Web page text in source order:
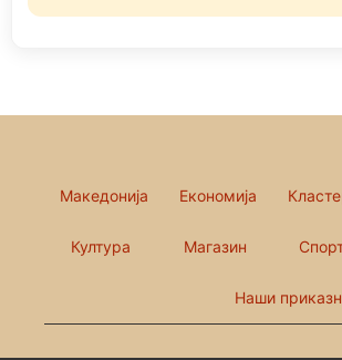
Македонија Економија
Култура Магазин
Наши